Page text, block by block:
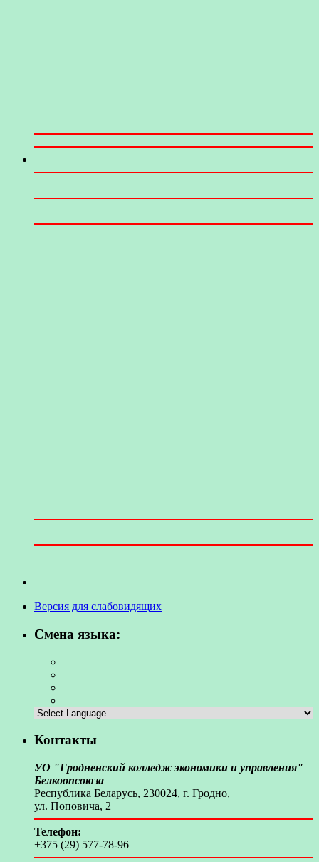
Версия для слабовидящих
Смена языка:
Контакты
УО "Гродненский колледж экономики и управления"
Белкоопсоюза
Республика Беларусь, 230024, г. Гродно,
ул. Поповича, 2
Телефон:
+375 (29) 577-78-96